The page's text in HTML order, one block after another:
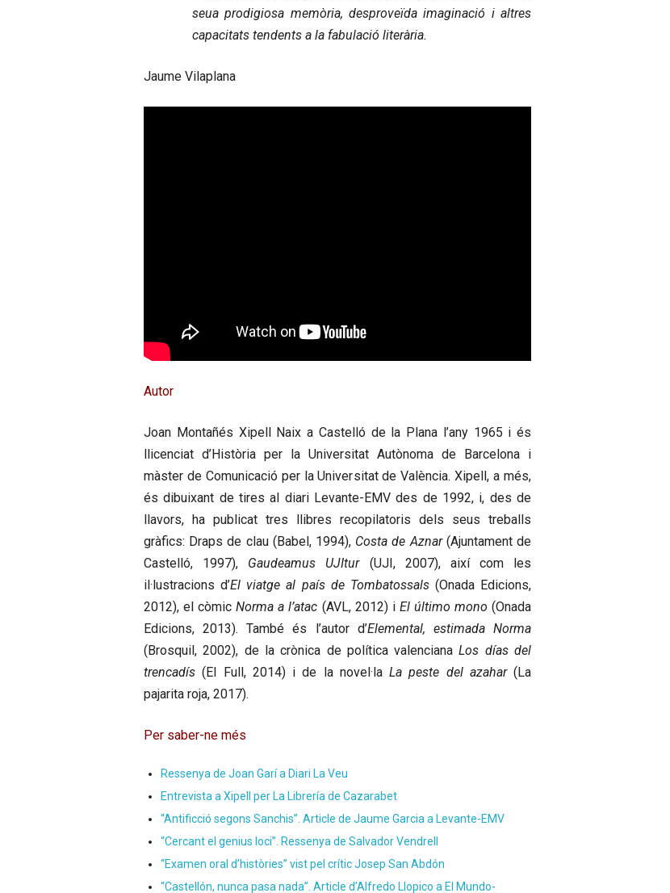
seua prodigiosa memòria, desproveïda imaginació i altres
capacitats tendents a la fabulació literària.
Jaume Vilaplana
Autor
Joan Montañés Xipell Naix a Castelló de la Plana l’any 1965 i és
llicenciat d’Història per la Universitat Autònoma de Barcelona i
màster de Comunicació per la Universitat de València. Xipell, a més,
és dibuixant de tires al diari Levante-EMV des de 1992, i, des de
llavors, ha publicat tres llibres recopilatoris dels seus treballs
gràfics: Draps de clau (Babel, 1994), Costa de Aznar(Ajuntament de
Castelló, 1997), Gaudeamus UJItur(UJI, 2007), així com les
il·lustracions d’El viatge al país de Tombatossals(Onada Edicions,
2012), el còmicNorma a l’atac (AVL, 2012) i El último mono (Onada
Edicions, 2013). També és l’autor d’Elemental, estimada Norma
(Brosquil, 2002), de la crònica de política valencianaLos días del
trencadís (El Full, 2014) i de la novel·la La peste del azahar(La
pajarita roja, 2017).
Per saber-ne més
Ressenya de Joan Garí a Diari La Veu
Entrevista a Xipell per La Librería de Cazarabet
“Antificció segons Sanchis”. Article de Jaume Garcia a Levante-EMV
“Cercant el genius loci”. Ressenya de Salvador Vendrell
“Examen oral d’històries” vist pel crític Josep San Abdón
“Castellón, nunca pasa nada”. Article d’Alfredo Llopico a El Mundo-